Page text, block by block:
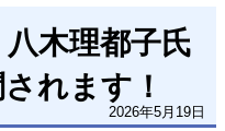
木理都子氏
れます！
2026年5月19日